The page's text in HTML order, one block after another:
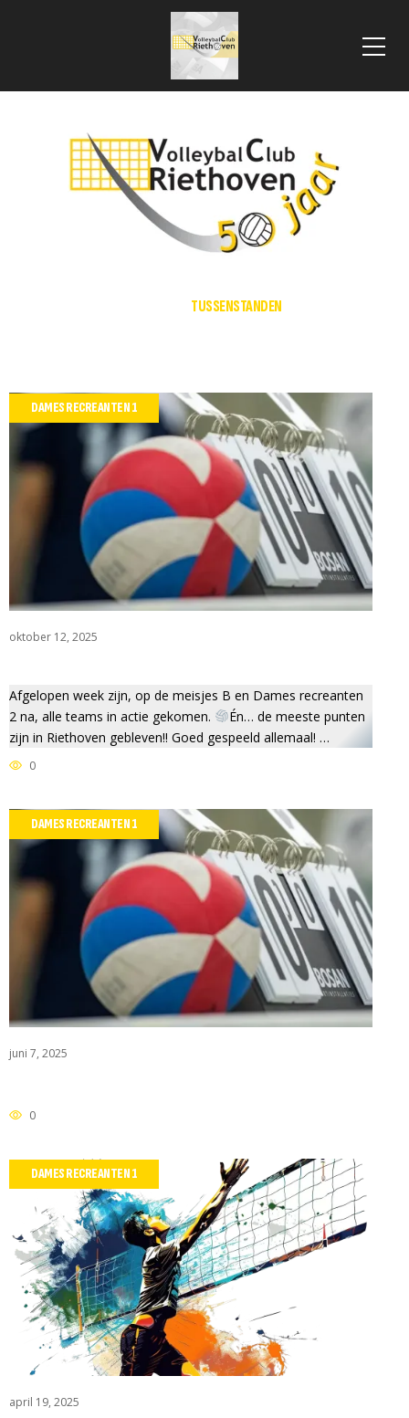
TUSSENSTANDEN
DAMES RECREANTEN 1
oktober 12, 2025
Afgelopen week zijn, op de meisjes B en Dames recreanten
2 na, alle teams in actie gekomen.
Én… de meeste punten
zijn in Riethoven gebleven!! Goed gespeeld allemaal! …
0
DAMES RECREANTEN 1
juni 7, 2025
0
DAMES RECREANTEN 1
april 19, 2025
2025
RABO